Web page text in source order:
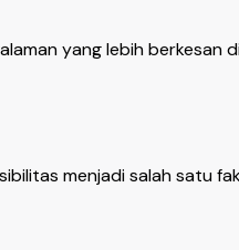
yang lebih berkesan
menjadi salah satu